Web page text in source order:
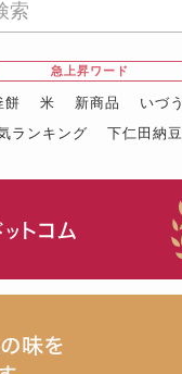
急上昇ワード
餅 米 新商品 いづう
ランキング 下仁田納豆